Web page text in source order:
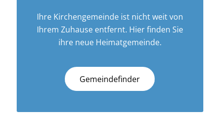
Ihre Kirchengemeinde ist nicht weit von
Ihrem Zuhause entfernt. Hier finden Sie
ihre neue Heimatgemeinde.
Gemeindefinder